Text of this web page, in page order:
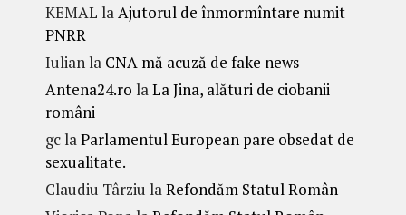
KEMAL laAjutorul de înmormîntare numit
PNRR
Iulianla CNA mă acuză de fake news
Antena24.ro laLa Jina, alături de ciobanii
români
gclaParlamentul European pare obsedat de
sexualitate.
Claudiu Târziu laRefondăm Statul Român